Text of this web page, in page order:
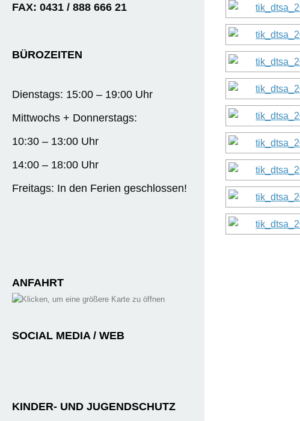
FAX: 0431 / 888 666 21
BÜROZEITEN
Dienstags: 15:00 – 19:00 Uhr
Mittwochs + Donnerstags:
10:30 – 13:00 Uhr
14:00 – 18:00 Uhr
Freitags: In den Ferien geschlossen!
ANFAHRT
SOCIAL MEDIA / WEB
KINDER- UND JUGENDSCHUTZ